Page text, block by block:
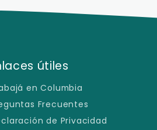
útiles
en Columbia
Frecuentes
de Privacidad